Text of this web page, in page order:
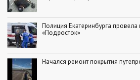
Полиция Екатеринбурга
«Подросток»
Начался ремонт покрытия